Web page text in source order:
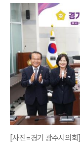
[사진=경기 광주시의회]